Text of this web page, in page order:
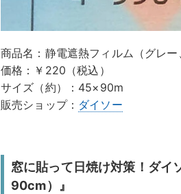
商品名：静電遮熱フィルム（グレ
価格：￥220（税込）
サイズ（約）：45×90m
販売ショップ： ダイソー
窓に貼って日焼け対策！ダイ
90cm）』